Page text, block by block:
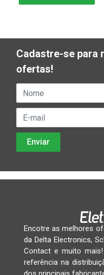
Cadastre-se para
ofertas!
Encotre as melhores
da Delta Electronics,
Contact e muito
referência na